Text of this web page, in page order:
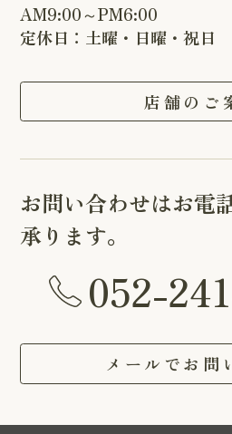
AM9:00～PM6:00
定休日：土曜・日曜・祝日
店舗のご
お問い合わせはお電
承ります。
052-
メールでお問